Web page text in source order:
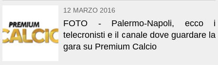
12 MARZO 2016
FOTO - Palermo-Napoli, ecco i
telecronisti e il canale dove guardare la
gara su Premium Calcio